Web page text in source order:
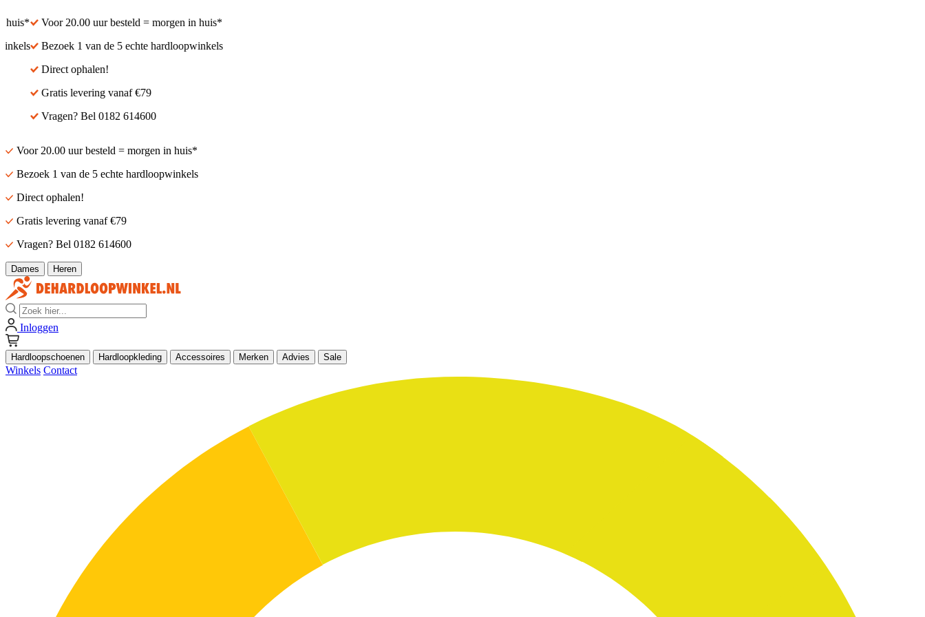
Voor 20.00 uur besteld = morgen in huis*
Bezoek 1 van de 5 echte hardloopwinkels
Direct ophalen!
Gratis levering vanaf €79
Vragen? Bel 0182 614600
Voor 20.00 uur besteld = morgen in huis*
Bezoek 1 van de 5 echte hardloopwinkels
Direct ophalen!
Gratis levering vanaf €79
Vragen? Bel 0182 614600
Dames Heren
Zoek
Inloggen
Hardloopschoenen Hardloopkleding Accessoires Merken Advies Sale
Winkels Contact